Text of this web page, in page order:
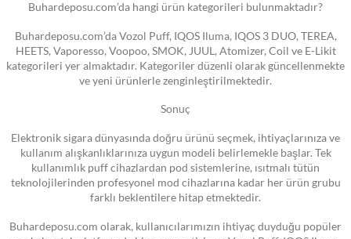
Buhardeposu.com’da hangi ürün kategorileri bulunmaktadır?
Buhardeposu.com’da Vozol Puff, IQOS Iluma, IQOS 3 DUO, TEREA,
HEETS, Vaporesso, Voopoo, SMOK, JUUL, Atomizer, Coil ve E-Likit
kategorileri yer almaktadır. Kategoriler düzenli olarak güncellenmekte
ve yeni ürünlerle zenginleştirilmektedir.
Sonuç
Elektronik sigara dünyasında doğru ürünü seçmek, ihtiyaçlarınıza ve
kullanım alışkanlıklarınıza uygun modeli belirlemekle başlar. Tek
kullanımlık puff cihazlardan pod sistemlerine, ısıtmalı tütün
teknolojilerinden profesyonel mod cihazlarına kadar her ürün grubu
farklı beklentilere hitap etmektedir.
Buhardeposu.com olarak, kullanıcılarımızın ihtiyaç duyduğu popüler